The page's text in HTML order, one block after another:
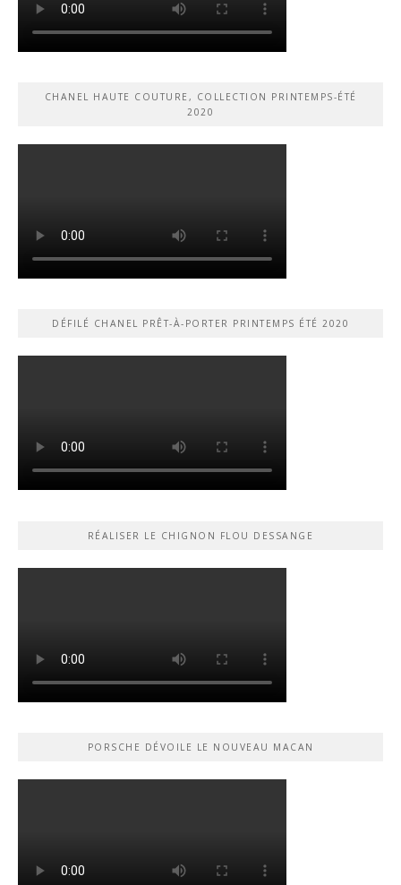
CHANEL HAUTE COUTURE, COLLECTION PRINTEMPS-ÉTÉ
2020
DÉFILÉ CHANEL PRÊT-À-PORTER PRINTEMPS ÉTÉ 2020
RÉALISER LE CHIGNON FLOU DESSANGE
PORSCHE DÉVOILE LE NOUVEAU MACAN